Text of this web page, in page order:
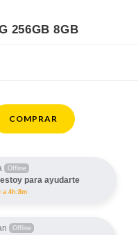
256GB 8GB
COMPRAR
Offline
para ayudarte
a 4h:8m
Offline